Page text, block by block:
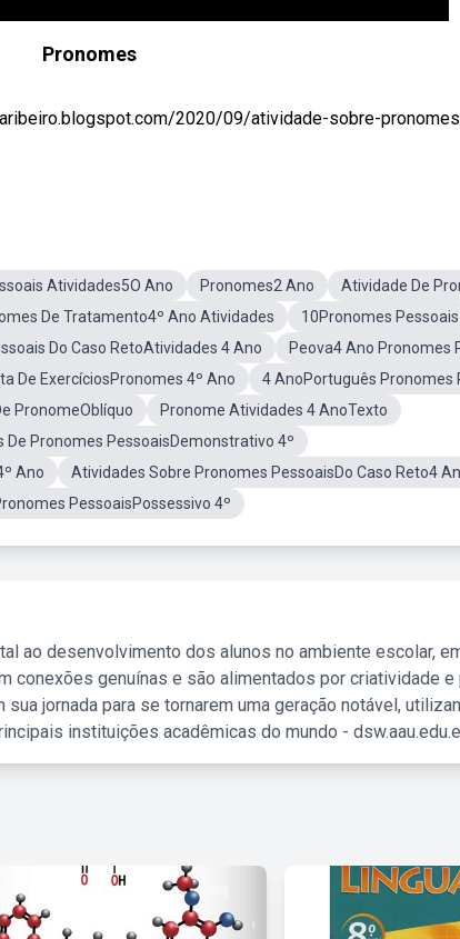
Pronomes
2020/09/atividade-sobre-
Atividades5O Ano Pronomes2 Ano
Atividade De
De Tratamento4º Ano Atividades
10Pronomes Pessoais
Do Caso RetoAtividades 4 Ano
Peova4 Ano Pronomes
De ExercíciosPronomes 4º Ano
4 AnoPortuguês Pronomes
PronomeOblíquo
Pronome Atividades 4 AnoTexto
De Pronomes PessoaisDemonstrativo 4º
Ano
Atividades Sobre Pronomes PessoaisDo Caso Reto4
PessoaisPossessivo 4º
ao desenvolvimento dos alunos no ambiente escolar,
conexões genuínas e são alimentados por criatividade e
jornada para se tornarem uma geração notável,
instituições acadêmicas do mundo -